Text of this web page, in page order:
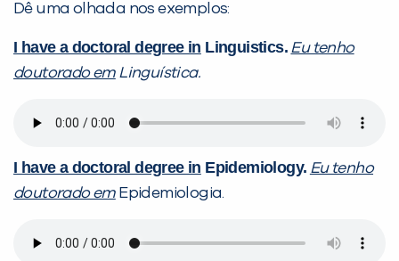
Dê uma olhada nos exemplos:
I have a doctoral degree in Linguistics. Eu tenho
doutorado emLinguística.
I have a doctoral degree in Epidemiology. Eu tenho
doutorado emEpidemiologia.